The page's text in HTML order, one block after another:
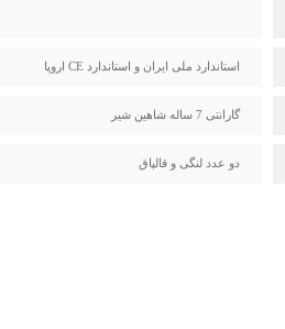
استاندارد ملی ایران و استاندارد CE اروپا
گارانتی 7 ساله شاهین شیر
دو عدد لنگی و قالپاق